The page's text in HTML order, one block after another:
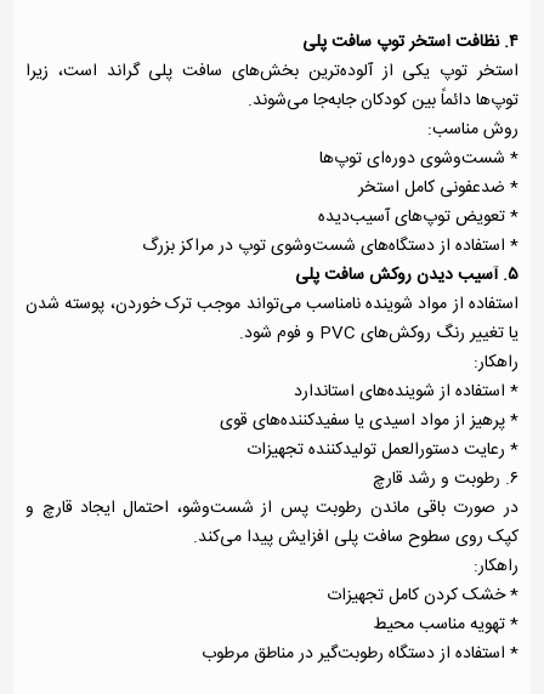
۴. نظافت استخر توپ سافت پلی
استخر توپ یکی از آلوده‌ترین بخش‌های سافت پلی گراند است، زیرا
توپ‌ها دائماً بین کودکان جابه‌جا می‌شوند.
روش مناسب:
* شست‌وشوی دوره‌ای توپ‌ها
* ضدعفونی کامل استخر
* تعویض توپ‌های آسیب‌دیده
* استفاده از دستگاه‌های شست‌وشوی توپ در مراکز بزرگ
۵. آسیب دیدن روکش سافت پلی
استفاده از مواد شوینده نامناسب می‌تواند موجب ترک خوردن، پوسته شدن
یا تغییر رنگ روکش‌های PVC و فوم شود.
راهکار:
* استفاده از شوینده‌های استاندارد
* پرهیز از مواد اسیدی یا سفیدکننده‌های قوی
* رعایت دستورالعمل تولیدکننده تجهیزات
۶. رطوبت و رشد قارچ
در صورت باقی ماندن رطوبت پس از شست‌وشو، احتمال ایجاد قارچ و
کپک روی سطوح سافت پلی افزایش پیدا می‌کند.
راهکار:
* خشک کردن کامل تجهیزات
* تهویه مناسب محیط
* استفاده از دستگاه رطوبت‌گیر در مناطق مرطوب